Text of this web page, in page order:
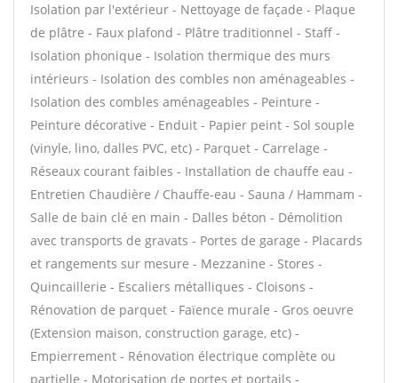
Isolation par l'extérieur - Nettoyage de façade - Plaque
de plâtre - Faux plafond - Plâtre traditionnel - Staff -
Isolation phonique - Isolation thermique des murs
intérieurs - Isolation des combles non aménageables -
Isolation des combles aménageables - Peinture -
Peinture décorative - Enduit - Papier peint - Sol souple
(vinyle, lino, dalles PVC, etc) - Parquet - Carrelage -
Réseaux courant faibles - Installation de chauffe eau -
Entretien Chaudière / Chauffe-eau - Sauna / Hammam -
Salle de bain clé en main - Dalles béton - Démolition
avec transports de gravats - Portes de garage - Placards
et rangements sur mesure - Mezzanine - Stores -
Quincaillerie - Escaliers métalliques - Cloisons -
Rénovation de parquet - Faïence murale - Gros oeuvre
(Extension maison, construction garage, etc) -
Empierrement - Rénovation électrique complète ou
partielle - Motorisation de portes et portails -